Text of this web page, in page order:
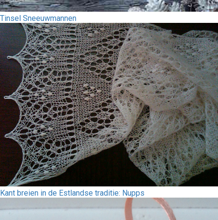
Tinsel Sneeuwmannen
Kant breien in de Estlandse traditie: Nupps